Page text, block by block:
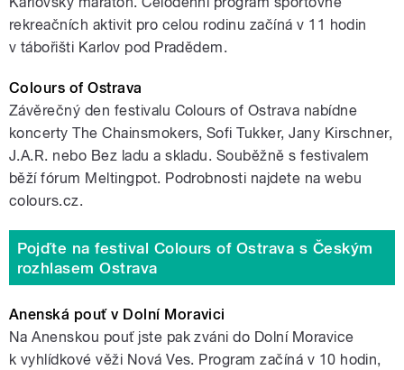
rekreačních aktivit pro celou rodinu začíná v 11 hodin
v tábořišti Karlov pod Pradědem.
Colours of Ostrava
Závěrečný den festivalu Colours of Ostrava nabídne
koncerty The Chainsmokers, Sofi Tukker, Jany Kirschner,
J.A.R. nebo Bez ladu a skladu. Souběžně s festivalem
běží fórum Meltingpot. Podrobnosti najdete na webu
colours.cz.
Pojďte na festival Colours of Ostrava s Českým
rozhlasem Ostrava
Anenská pouť v Dolní Moravici
Na Anenskou pouť jste pak zváni do Dolní Moravice
k vyhlídkové věži Nová Ves. Program začíná v 10 hodin,